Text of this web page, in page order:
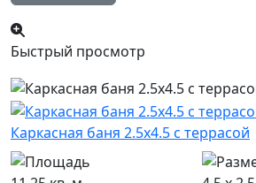
Быстрый просмотр
Каркасная баня 2.5х4.5 с террасой